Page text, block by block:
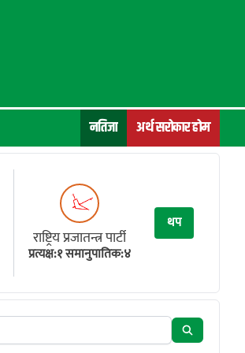
नतिजा अर्थ सरोकार होम
राष्ट्रिय प्रजातन्त्र पार्टी
प्रत्यक्ष:१ समानुपातिक:४
थप